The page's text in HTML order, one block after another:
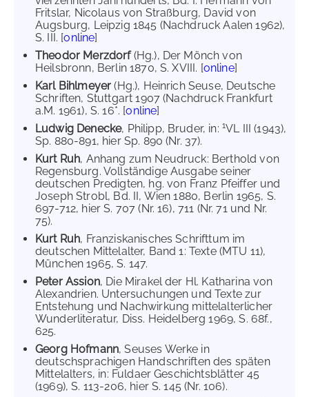
Fritslar, Nicolaus von Straßburg, David von
Augsburg, Leipzig 1845 (Nachdruck Aalen 1962),
S. III. [online]
Theodor Merzdorf(Hg.), Der Mönch von
Heilsbronn, Berlin 1870, S. XVIII. [online]
Karl Bihlmeyer(Hg.), Heinrich Seuse, Deutsche
Schriften, Stuttgart 1907 (Nachdruck Frankfurt
a.M. 1961), S. 16*. [online]
Ludwig Denecke, Philipp, Bruder, in: 1VL III (1943),
Sp. 880-891, hier Sp. 890 (Nr. 37).
Kurt Ruh, Anhang zum Neudruck: Berthold von
Regensburg. Vollständige Ausgabe seiner
deutschen Predigten, hg. von Franz Pfeiffer und
Joseph Strobl, Bd. II, Wien 1880, Berlin 1965, S.
697-712, hier S. 707 (Nr. 16), 711 (Nr. 71 und Nr.
75).
Kurt Ruh, Franziskanisches Schrifttum im
deutschen Mittelalter, Band 1: Texte (MTU 11),
München 1965, S. 147.
Peter Assion, Die Mirakel der Hl. Katharina von
Alexandrien. Untersuchungen und Texte zur
Entstehung und Nachwirkung mittelalterlicher
Wunderliteratur, Diss. Heidelberg 1969, S. 68f.,
625.
Georg Hofmann, Seuses Werke in
deutschsprachigen Handschriften des späten
Mittelalters, in: Fuldaer Geschichtsblätter 45
(1969), S. 113-206, hier S. 145 (Nr. 106).